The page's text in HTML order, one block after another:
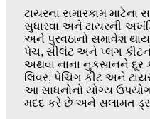
ટાયરના સમારકામ માટેના
સુધારવા અને ટાયરની
અને પુરવઠાનો સમાવેશ
પેચ, સીલંટ અને પ્લગ
અથવા નાના નુકસાનને દૂર
લિવર, પેચિંગ કીટ અને
આ સાધનોનો યોગ્ય ઉપયોગ
મદદ કરે છે અને સલામત